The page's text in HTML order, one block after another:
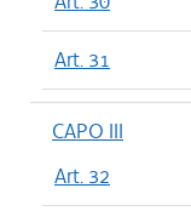
Art. 31
CAPO III
Art. 32